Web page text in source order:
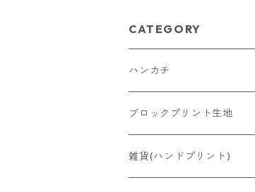
CATEGORY
ハンカチ
ブロックプリント生地
洋服
雑貨(ハンドプリント)